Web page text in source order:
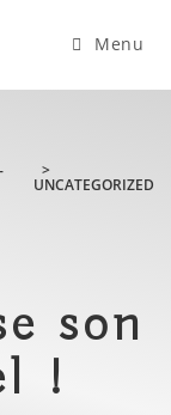
Menu
>
UNCATEGORIZED
son
!